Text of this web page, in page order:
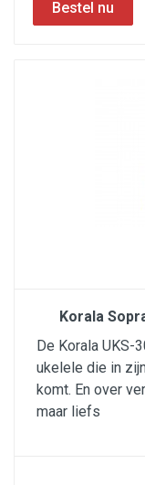
Korala
De Korala UKS-
ukelele die in
komt. En over
maar liefs